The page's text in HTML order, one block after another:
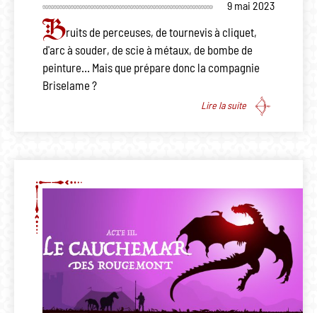
9 mai 2023
Bruits de perceuses, de tournevis à cliquet,
d'arc à souder, de scie à métaux, de bombe de
peinture… Mais que prépare donc la compagnie
Briselame ?
Lire la suite